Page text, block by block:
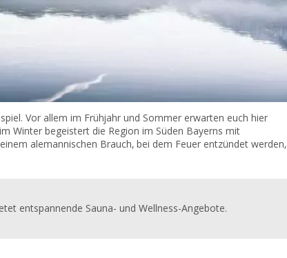
Vor allem im Frühjahr und Sommer erwarten euch hier
Winter begeistert die Region im Süden Bayerns mit
alemannischen Brauch, bei dem Feuer entzündet werden,
entspannende Sauna- und Wellness-Angebote.